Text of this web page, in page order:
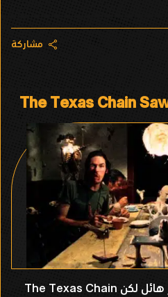
مشاركة
The Texas Chain
رغم الاسم الغامض إلى حاجز هائل لكن The Texas Chain